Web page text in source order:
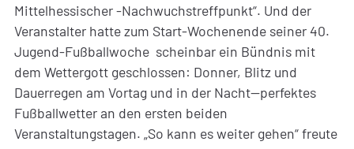
Mittelhessischer -Nachwuchstreffpunkt“. Und der
Veranstalter hatte zum Start-Wochenende seiner 40.
Jugend-Fußballwoche scheinbar ein Bündnis mit
dem Wettergott geschlossen: Donner, Blitz und
Dauerregen am Vortag und in der Nacht—perfektes
Fußballwetter an den ersten beiden
Veranstaltungstagen. „So kann es weiter gehen“ freute